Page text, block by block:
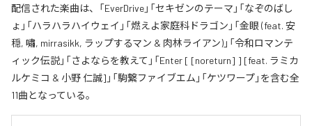
配信された楽曲は、「EverDrive」「セキゼンのテーマ」「なぞのばし
ょ」「ハラハラハイウェイ」「燃えよ家庭科ドラゴン」「金眼 (feat. 安
穏, 嘯, mirrasikk, ラップするマン & 肉林ライアン)」「令和ロマンテ
ィック伝説」「さよならを教えて」「Enter [ [noreturn] ] [feat. ラミカ
ルケミコ & 小野 仁誠]」「駒繋ファイブエム」「ケツワープ」を含む全
11曲となっている。